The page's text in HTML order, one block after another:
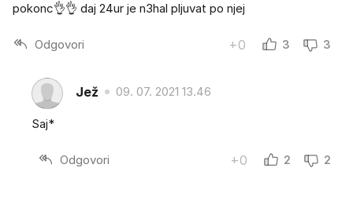
pokonc👌👌 daj 24ur je n3hal pljuvat po njej
Odgovori +0 3 3
Jež 09. 07. 2021 13.46
Saj*
Odgovori +0 2 2